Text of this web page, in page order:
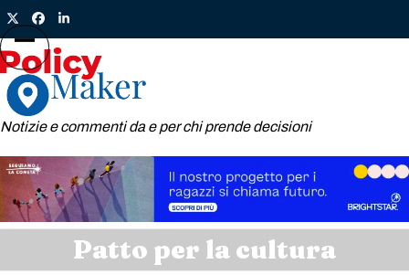
Skip
to
content
TwitterFacebook
LinkedIn
Notizie e commenti da e per chi prende decisioni
Open
mobile
menu
Close
mobile
menu
Patto per la cultura